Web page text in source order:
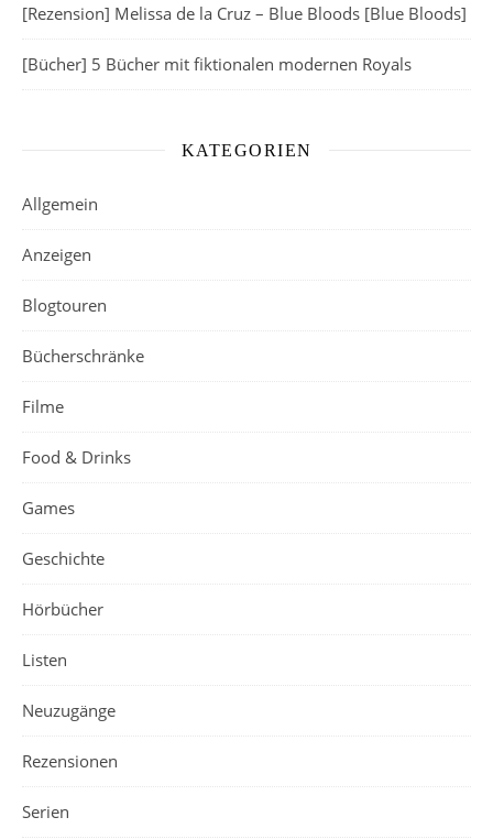
[Rezension] Melissa de la Cruz – Blue Bloods [Blue Bloods]
[Bücher] 5 Bücher mit fiktionalen modernen Royals
KATEGORIEN
Allgemein
Anzeigen
Blogtouren
Bücherschränke
Filme
Food & Drinks
Games
Geschichte
Hörbücher
Listen
Neuzugänge
Rezensionen
Serien